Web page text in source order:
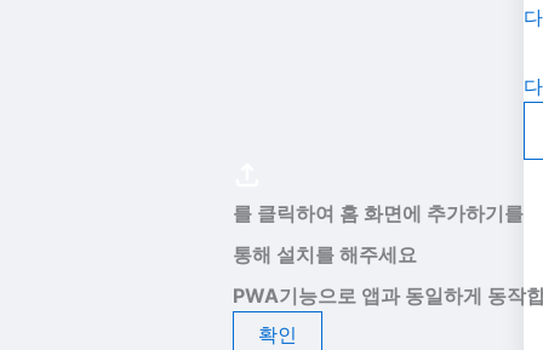
를 클릭하여 홈 화면에 추가하기를
통해 설치를 해주세요
PWA기능으로 앱과 동일하게 동작
확인